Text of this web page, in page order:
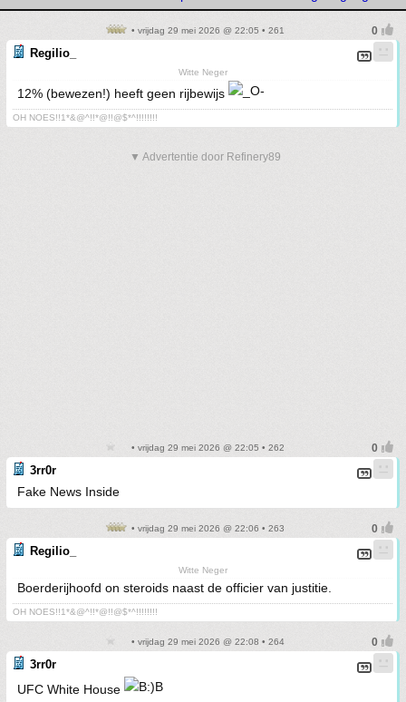
• vrijdag 29 mei 2026 @ 22:05 • 261
Regilio_
Witte Neger
12% (bewezen!) heeft geen rijbewijs
OH NOES!!1*&@^!!*@!!@$*^!!!!!!!!
▼ Advertentie door Refinery89
• vrijdag 29 mei 2026 @ 22:05 • 262
3rr0r
Fake News Inside
• vrijdag 29 mei 2026 @ 22:06 • 263
Regilio_
Witte Neger
Boerderijhoofd on steroids naast de officier van justitie.
OH NOES!!1*&@^!!*@!!@$*^!!!!!!!!
• vrijdag 29 mei 2026 @ 22:08 • 264
3rr0r
UFC White House